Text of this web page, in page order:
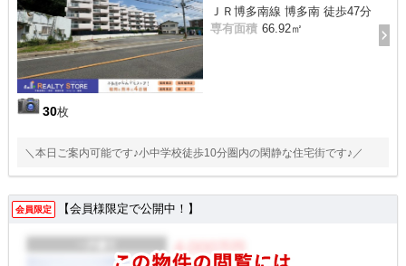
30枚
ＪＲ博多南線 博多南 徒歩47分
専有面積 66.92㎡
＼本日ご案内可能です♪小中学校徒歩10分圏内の閑静な住宅街です♪／
会員限定 【会員様限定で公開中！】